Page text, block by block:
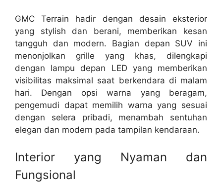
GMC Terrain hadir dengan desain eksterior
yang stylish dan berani, memberikan kesan
tangguh dan modern. Bagian depan SUV ini
menonjolkan grille yang khas, dilengkapi
dengan lampu depan LED yang memberikan
visibilitas maksimal saat berkendara di malam
hari. Dengan opsi warna yang beragam,
pengemudi dapat memilih warna yang sesuai
dengan selera pribadi, menambah sentuhan
elegan dan modern pada tampilan kendaraan.
Interior yang Nyaman dan
Fungsional